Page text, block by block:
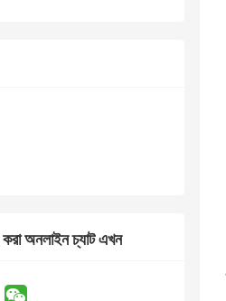
অনলাইন চ্যাট এখন